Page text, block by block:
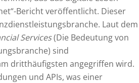
Bericht veröffentlicht. Dieser
Laut dem
Services(Die Bedeutung von
sind
dritthäufigsten angegriffen wird.
und APIs, was einer